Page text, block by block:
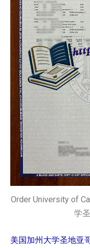
Order University of
学
美国加州大学圣地亚